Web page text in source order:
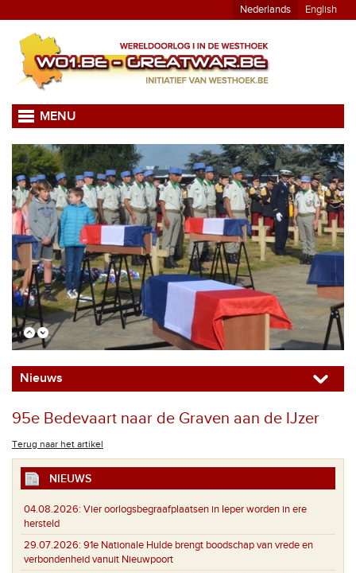
Nederlands English
MENU
Nieuws
95e Bedevaart naar de Graven aan de IJzer
Terug naar het artikel
NIEUWS
04.08.2026: Vier oorlogsbegraafplaatsen in Ieper worden in ere
hersteld
29.07.2026: 91e Nationale Hulde brengt boodschap van vrede en
verbondenheid vanuit Nieuwpoort